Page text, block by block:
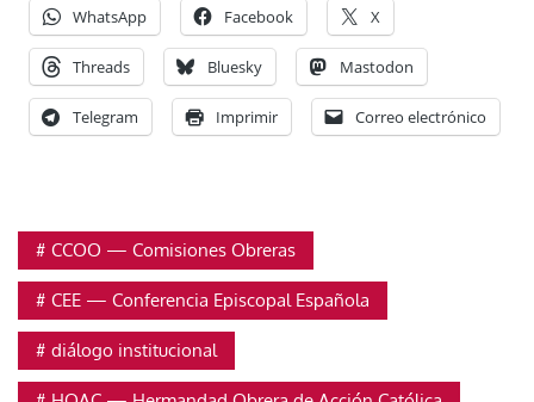
WhatsApp Facebook X
Threads Bluesky Mastodon
Telegram Imprimir Correo electrónico
CCOO — Comisiones Obreras
CEE — Conferencia Episcopal Española
diálogo institucional